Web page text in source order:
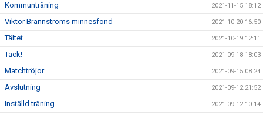
Kommunträning 2021-11-15 18:12
Viktor Brännströms minnesfond 2021-10-20 16:50
Tältet 2021-10-19 12:11
Tack! 2021-09-18 18:03
Matchtröjor 2021-09-15 08:24
Avslutning 2021-09-12 21:52
Inställd träning 2021-09-12 10:14